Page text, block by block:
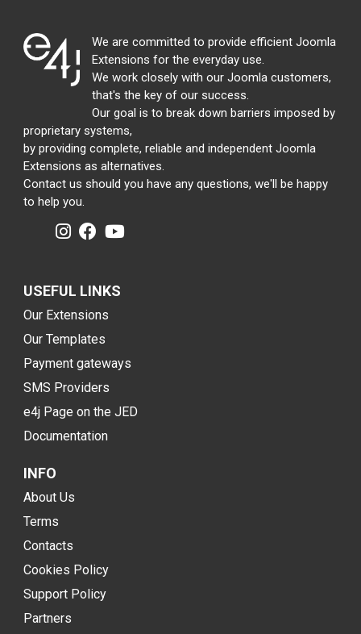
We are committed to provide efficient Joomla
Extensions for the everyday use.
We work closely with our Joomla customers,
that's the key of our success.
Our goal is to break down barriers imposed by
proprietary systems,
by providing complete, reliable and independent Joomla
Extensions as alternatives.
Contact us should you have any questions, we'll be happy
to help you.
USEFUL LINKS
Our Extensions
Our Templates
Payment gateways
SMS Providers
e4j Page on the JED
Documentation
INFO
About Us
Terms
Contacts
Cookies Policy
Support Policy
Partners